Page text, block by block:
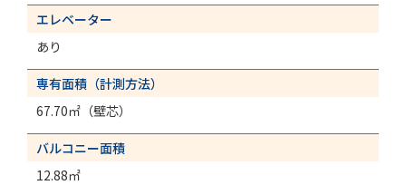
エレベーター
あり
専有面積（計測方法）
67.70㎡（壁芯）
バルコニー面積
12.88㎡